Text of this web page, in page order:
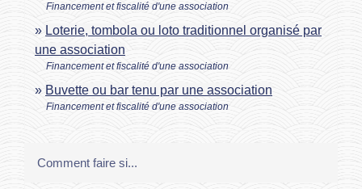
Financement et fiscalité d'une association
Loterie, tombola ou loto traditionnel organisé par
une association
Financement et fiscalité d'une association
Buvette ou bar tenu par une association
Financement et fiscalité d'une association
Comment faire si...